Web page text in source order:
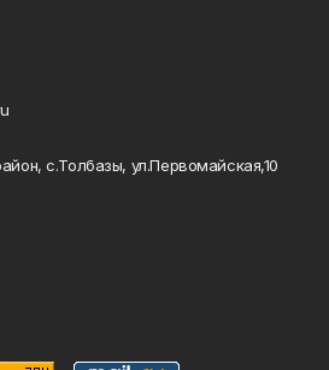
с.Толбазы, ул.Первомайская,10